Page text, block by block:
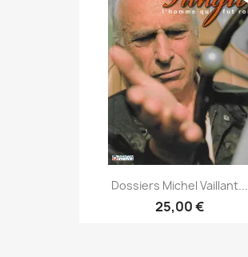
Dossiers Michel Vaillant...
25,00 €